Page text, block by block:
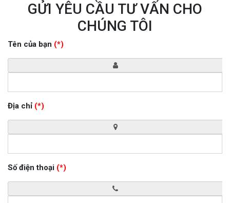
GỬI YÊU CẦU TƯ VẤN CHO
CHÚNG TÔI
Tên của bạn (*)
Địa chỉ (*)
Số điện thoại (*)